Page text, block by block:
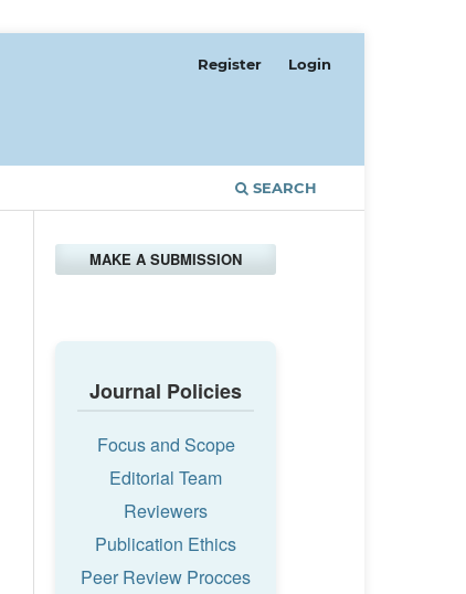
SEARCH
Register Login
MAKE A SUBMISSION
Journal Policies
Focus and Scope
Editorial Team
Reviewers
Publication Ethics
Peer Review Procces